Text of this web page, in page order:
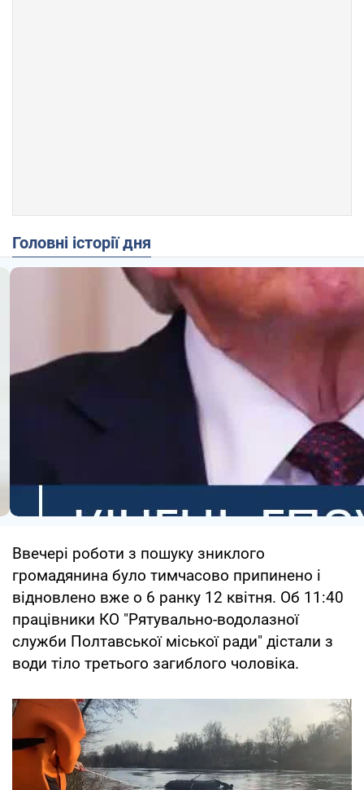
Головні історії дня
Ввечері роботи з пошуку зниклого
громадянина було тимчасово припинено і
відновлено вже о 6 ранку 12 квітня. Об 11:40
працівники КО "Рятувально-водолазної
служби Полтавської міської ради" дістали з
води тіло третього загиблого чоловіка.